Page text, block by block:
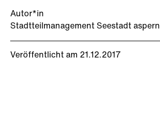
Autor*in
Stadtteilmanagement Seestadt aspern
Veröffentlicht am 21.12.2017